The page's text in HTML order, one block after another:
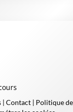
| Contact | Politique